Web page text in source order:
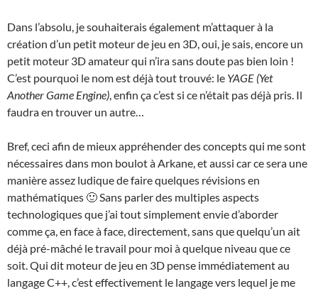
Dans l’absolu, je souhaiterais également m’attaquer à la
création d’un petit moteur de jeu en 3D, oui, je sais, encore un
petit moteur 3D amateur qui n’ira sans doute pas bien loin !
C’est pourquoi le nom est déjà tout trouvé: le YAGE (Yet
Another Game Engine), enfin ça c’est si ce n’était pas déjà pris. Il
faudra en trouver un autre…
Bref, ceci afin de mieux appréhender des concepts qui me sont
nécessaires dans mon boulot à Arkane, et aussi car ce sera une
manière assez ludique de faire quelques révisions en
mathématiques 🙂 Sans parler des multiples aspects
technologiques que j’ai tout simplement envie d’aborder
comme ça, en face à face, directement, sans que quelqu’un ait
déjà pré-mâché le travail pour moi à quelque niveau que ce
soit. Qui dit moteur de jeu en 3D pense immédiatement au
langage C++, c’est effectivement le langage vers lequel je me